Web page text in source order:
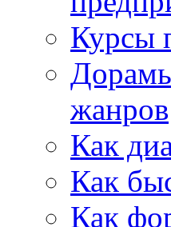
Курсы
жанров
Как
Как
Как